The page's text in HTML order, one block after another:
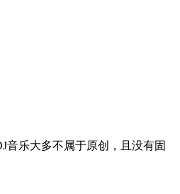
音乐大多不属于原创，且没有固